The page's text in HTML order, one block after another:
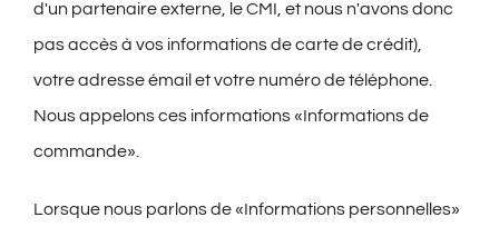
d'un partenaire externe, le CMI, et nous n'avons donc
pas accès à vos informations de carte de crédit),
votre adresse émail et votre numéro de téléphone.
Nous appelons ces informations «Informations de
commande».
Lorsque nous parlons de «Informations personnelles»